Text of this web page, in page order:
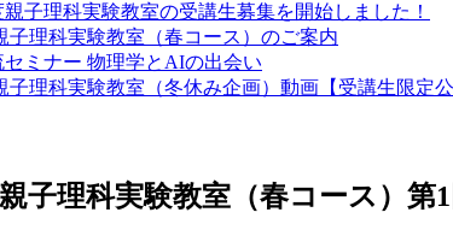
親子理科実験教室の受講生募集を開始しました！
子理科実験教室（春コース）のご案内
セミナー 物理学とAIの出会い
子理科実験教室（冬休み企画）動画【受講生限定公
子理科実験教室（春コース）第